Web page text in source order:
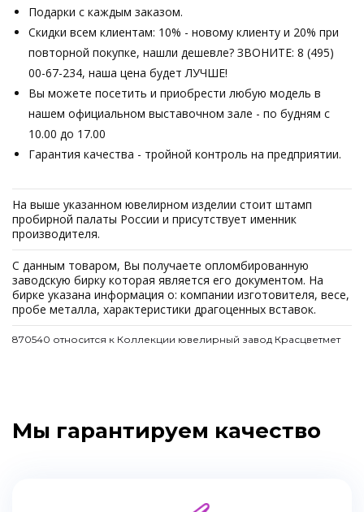
Подарки с каждым заказом.
Скидки всем клиентам: 10% - новому клиенту и 20% при
повторной покупке, нашли дешевле? ЗВОНИТЕ: 8 (495)
00-67-234, наша цена будет ЛУЧШЕ!
Вы можете посетить и приобрести любую модель в
нашем официальном выставочном зале - по будням с
10.00 до 17.00
Гарантия качества - тройной контроль на предприятии.
На выше указанном ювелирном изделии стоит штамп
пробирной палаты России и присутствует именник
производителя.
С данным товаром, Вы получаете опломбированную
заводскую бирку которая является его документом. На
бирке указана информация о: компании изготовителя, весе,
пробе металла, характеристики драгоценных вставок.
870540 относится к Коллекции ювелирный завод Красцветмет
Мы гарантируем качество